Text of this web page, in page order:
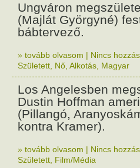
Ungváron
(Majlát Györgyné)
bábtervező.
» tovább olvasom | Nincs
Született Nő Alkotás Magyar
Los Angelesben
Dustin Hoffman
(Pillangó,
kontra Kramer).
» tovább olvasom | Nincs
Született Film/Média